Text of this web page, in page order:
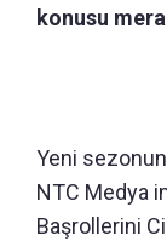
konusu
Yeni sezonun
NTC Medya
Başrollerini